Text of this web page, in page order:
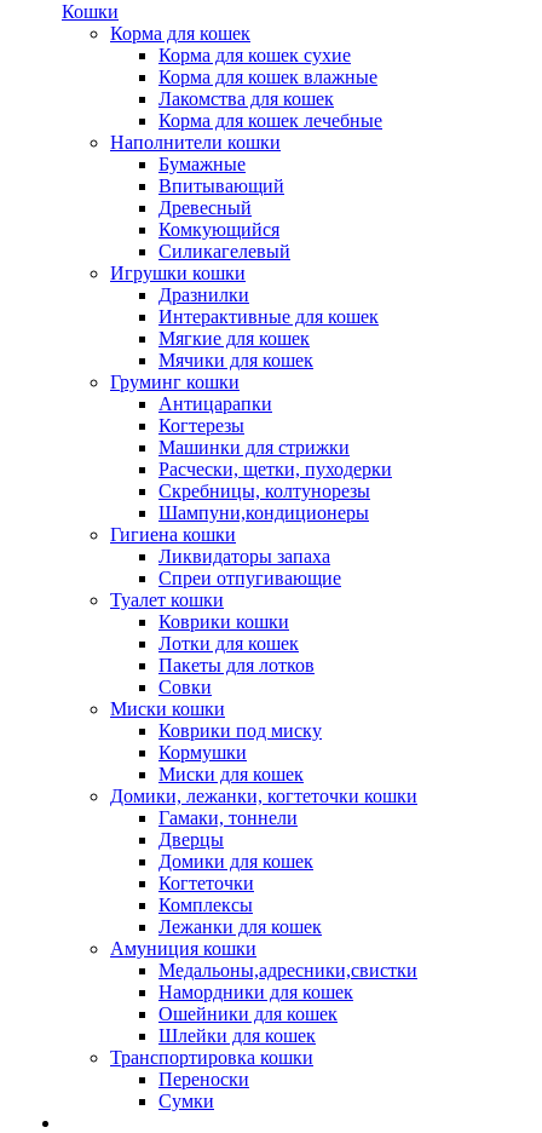
Кошки
Корма для кошек
Корма для кошек сухие
Корма для кошек влажные
Лакомства для кошек
Корма для кошек лечебные
Наполнители кошки
Бумажные
Впитывающий
Древесный
Комкующийся
Силикагелевый
Игрушки кошки
Дразнилки
Интерактивные для кошек
Мягкие для кошек
Мячики для кошек
Груминг кошки
Антицарапки
Когтерезы
Машинки для стрижки
Расчески, щетки, пуходерки
Скребницы, колтунорезы
Шампуни,кондиционеры
Гигиена кошки
Ликвидаторы запаха
Спреи отпугивающие
Туалет кошки
Коврики кошки
Лотки для кошек
Пакеты для лотков
Совки
Миски кошки
Коврики под миску
Кормушки
Миски для кошек
Домики, лежанки, когтеточки кошки
Гамаки, тоннели
Дверцы
Домики для кошек
Когтеточки
Комплексы
Лежанки для кошек
Амуниция кошки
Медальоны,адресники,свистки
Намордники для кошек
Ошейники для кошек
Шлейки для кошек
Транспортировка кошки
Переноски
Сумки